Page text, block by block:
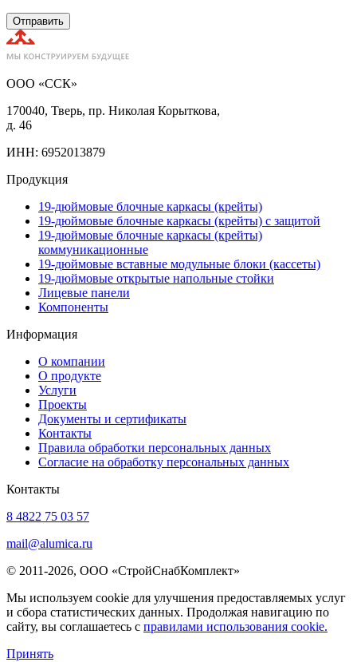
Отправить
ООО «ССК»
170040, Тверь, пр. Николая Корыткова,
д. 46
ИНН: 6952013879
Продукция
19-дюймовые блочные каркасы (крейты)
19-дюймовые блочные каркасы (крейты) с защитой
19-дюймовые блочные каркасы (крейты)
коммуникационные
19-дюймовые вставные модульные блоки (кассеты)
19-дюймовые открытые напольные стойки
Лицевые панели
Компоненты
Информация
О компании
О продукте
Услуги
Проекты
Документы и сертификаты
Контакты
Правила обработки персональных данных
Согласие на обработку персональных данных
Контакты
8 4822 75 03 57
mail@alumica.ru
© 2011-2026, ООО «СтройСнабКомплект»
Мы используем cookie для улучшения предоставляемых услуг
и сбора статистических данных. Продолжая навигацию по
сайту, вы соглашаетесь с правилами использования cookie.
Принять